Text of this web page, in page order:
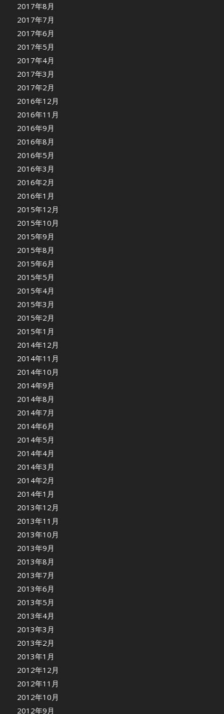
2017年8月
2017年7月
2017年6月
2017年5月
2017年4月
2017年3月
2017年2月
2016年12月
2016年11月
2016年9月
2016年8月
2016年5月
2016年3月
2016年2月
2016年1月
2015年12月
2015年10月
2015年9月
2015年8月
2015年6月
2015年5月
2015年4月
2015年3月
2015年2月
2015年1月
2014年12月
2014年11月
2014年10月
2014年9月
2014年8月
2014年7月
2014年6月
2014年5月
2014年4月
2014年3月
2014年2月
2014年1月
2013年12月
2013年11月
2013年10月
2013年9月
2013年8月
2013年7月
2013年6月
2013年5月
2013年4月
2013年3月
2013年2月
2013年1月
2012年12月
2012年11月
2012年10月
2012年9月